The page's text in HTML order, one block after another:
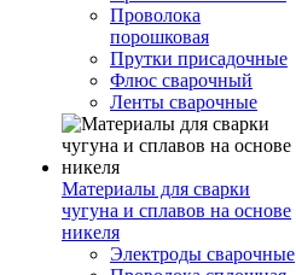
Проволока
порошковая
Прутки присадочные
Флюс сварочный
Ленты сварочные
Материалы для сварки
чугуна и сплавов на основе
никеля
Электроды сварочные